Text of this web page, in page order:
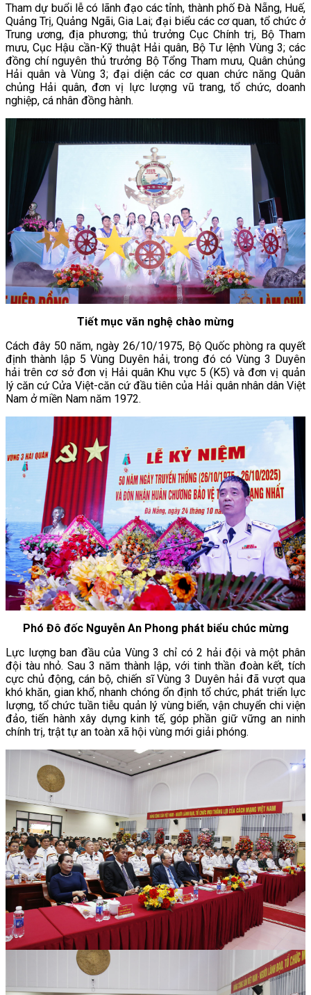
Tham dự buổi lễ có lãnh đạo các tỉnh, thành phố Đà Nẵng, Huế,
Quảng Trị, Quảng Ngãi, Gia Lai; đại biểu các cơ quan, tổ chức ở
Trung ương, địa phương; thủ trưởng Cục Chính trị, Bộ Tham
mưu, Cục Hậu cần-Kỹ thuật Hải quân, Bộ Tư lệnh Vùng 3; các
đồng chí nguyên thủ trưởng Bộ Tổng Tham mưu, Quân chủng
Hải quân và Vùng 3; đại diện các cơ quan chức năng Quân
chủng Hải quân, đơn vị lực lượng vũ trang, tổ chức, doanh
nghiệp, cá nhân đồng hành.
Tiết mục văn nghệ chào mừng
Cách đây 50 năm, ngày 26/10/1975, Bộ Quốc phòng ra quyết
định thành lập 5 Vùng Duyên hải, trong đó có Vùng 3 Duyên
hải trên cơ sở đơn vị Hải quân Khu vực 5 (K5) và đơn vị quản
lý căn cứ Cửa Việt-căn cứ đầu tiên của Hải quân nhân dân Việt
Nam ở miền Nam năm 1972.
Phó Đô đốc Nguyễn An Phong phát biểu chúc mừng
Lực lượng ban đầu của Vùng 3 chỉ có 2 hải đội và một phân
đội tàu nhỏ. Sau 3 năm thành lập, với tinh thần đoàn kết, tích
cực chủ động, cán bộ, chiến sĩ Vùng 3 Duyên hải đã vượt qua
khó khăn, gian khổ, nhanh chóng ổn định tổ chức, phát triển lực
lượng, tổ chức tuần tiễu quản lý vùng biển, vận chuyển chi viện
đảo, tiến hành xây dựng kinh tế, góp phần giữ vững an ninh
chính trị, trật tự an toàn xã hội vùng mới giải phóng.